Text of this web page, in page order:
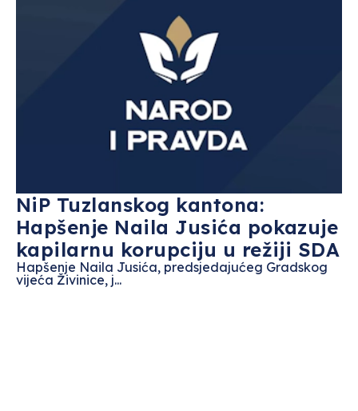
NiP Tuzlanskog kantona:
Hapšenje Naila Jusića pokazuje
kapilarnu korupciju u režiji SDA
Hapšenje Naila Jusića, predsjedajućeg Gradskog
vijeća Živinice, j...